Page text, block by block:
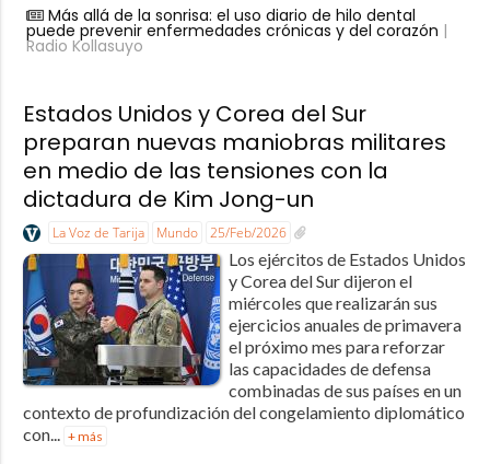
Más allá de la sonrisa: el uso diario de hilo dental
puede prevenir enfermedades crónicas y del corazón |
Radio Kollasuyo
Estados Unidos y Corea del Sur
preparan nuevas maniobras militares
en medio de las tensiones con la
dictadura de Kim Jong-un
La Voz de Tarija Mundo 25/Feb/2026
Los ejércitos de Estados Unidos
y Corea del Sur dijeron el
miércoles que realizarán sus
ejercicios anuales de primavera
el próximo mes para reforzar
las capacidades de defensa
combinadas de sus países en un
contexto de profundización del congelamiento diplomático
con... + más